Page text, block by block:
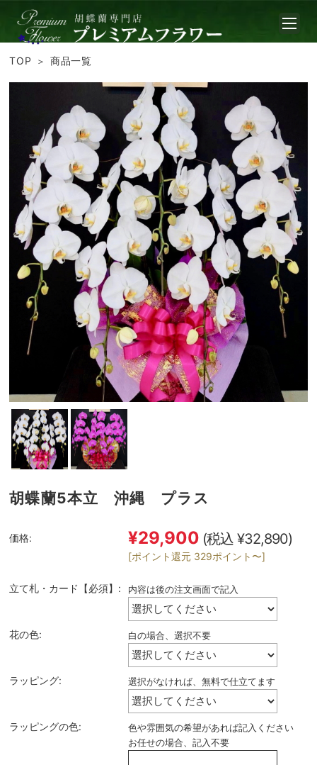
TOP 商品一覧
胡蝶蘭5本立 沖縄 プラス
価格: ¥29,900 (税込 ¥32,890)
[ポイント還元 329ポイント〜]
立て札・カード【必須】: 内容は後の注文画面で記入
花の色: 白の場合、選択不要
ラッピング: 選択がなければ、無料で仕立てます
ラッピングの色:
色や雰囲気の希望があれば記入ください
お任せの場合、記入不要